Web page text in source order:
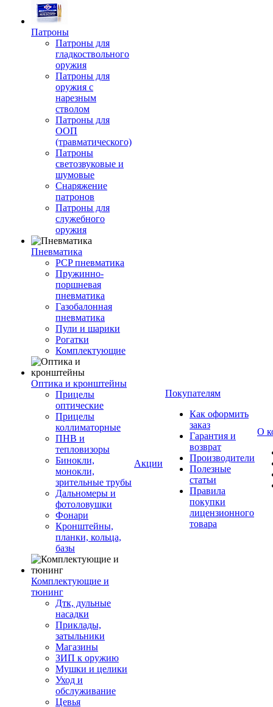
Патроны
Патроны для
гладкоствольного
оружия
Патроны для
оружия с
нарезным
стволом
Патроны для
ООП
(травматического)
Патроны
светозвуковые и
шумовые
Снаряжение
патронов
Патроны для
служебного
оружия
Пневматика
PCP пневматика
Пружинно-
поршневая
пневматика
Газобалонная
пневматика
Пули и шарики
Рогатки
Комплектующие
Оптика и кронштейны
Прицелы
оптические
Прицелы
коллиматорные
ПНВ и
тепловизоры
Бинокли,
монокли,
зрительные трубы
Дальномеры и
фотоловушки
Фонари
Кронштейны,
планки, кольца,
базы
Комплектующие и
тюнинг
Дтк, дульные
насадки
Приклады,
затыльники
Магазины
ЗИП к оружию
Мушки и целики
Уход и
обслуживание
Цевья
Акции
Покупателям
Как оформить
заказ
Гарантия и
возврат
Производители
Полезные
статьи
Правила
покупки
лицензионного
товара
О